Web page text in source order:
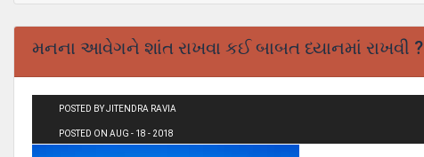
મનના આવેગને શાંત રાખવા કઈ બાબત ધ્યાનમાં રાખવી ?
POSTED BY JITENDRA RAVIA
POSTED ON AUG - 18 - 2018